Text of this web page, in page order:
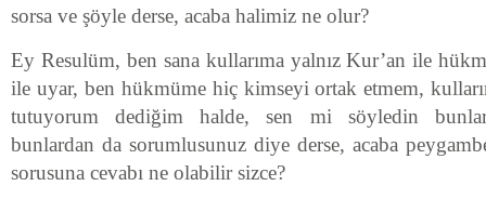
sorsa ve şöyle derse, acaba halimiz ne olur?
Ey Resulüm, ben sana kullarıma yalnız Kur’an ile
ile uyar, ben hükmüme hiç kimseyi ortak etmem,
tutuyorum dediğim halde, sen mi söyledin
bunlardan da sorumlusunuz diye derse, acaba
sorusuna cevabı ne olabilir sizce?